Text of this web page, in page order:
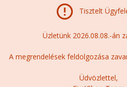
Tisztelt
Üzletünk 2026.08.08.-án
A megrendelések feldolgozása
Üdvözlettel,